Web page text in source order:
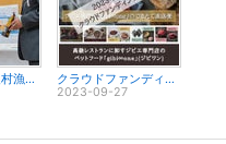
ディスカバー農村漁村の宝
クラウドファンディング明日開始です！
2023-09-27